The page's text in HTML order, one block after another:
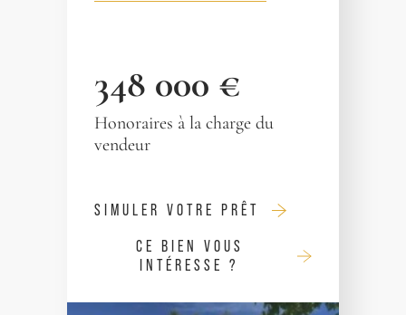
348 000 €
Honoraires à la charge du
vendeur
SIMULER VOTRE PRÊT
CE BIEN VOUS
INTÉRESSE ?